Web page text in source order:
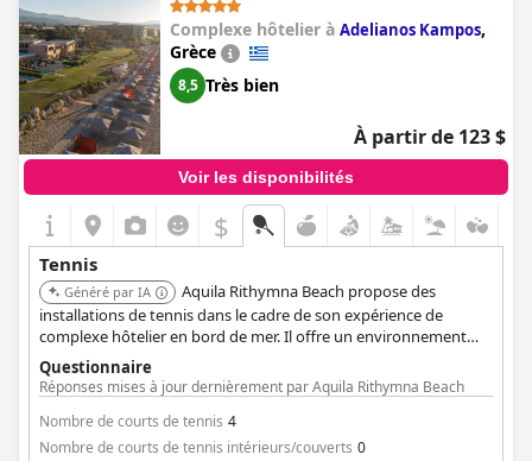
Complexe hôtelier à Adelianos Kampos,
Grèce
8,5 Très bien
À partir de 123 $
Voir les disponibilités
$
Tennis
Généré par IA
Aquila Rithymna Beach propose des
installations de tennis dans le cadre de son expérience de
complexe hôtelier en bord de mer. Il offre un environnement
familial avec diverses activités, y compris le tennis.
Questionnaire
Réponses mises à jour dernièrement par Aquila Rithymna Beach
Nombre de courts de tennis 4
Nombre de courts de tennis intérieurs/couverts 0